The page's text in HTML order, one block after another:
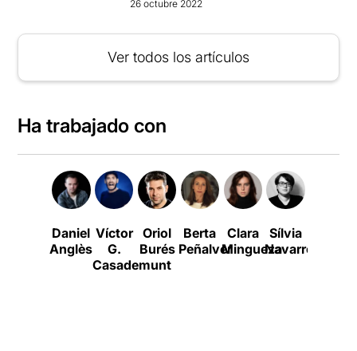
26 octubre 2022
Ver todos los artículos
Ha trabajado con
Daniel
Anglès
Víctor
G.
Casademunt
Oriol
Burés
Berta
Peñalver
Clara
Mingueza
Sílvia
NavarroBernadí